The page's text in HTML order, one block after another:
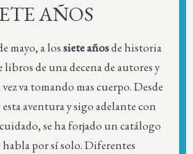
AÑOS
mayo, a lossiete añosde historia
libros de una decena de autores y
va tomando mas cuerpo. Desde
esta aventura y sigo adelante con
se ha forjado un catálogo
habla por sí solo. Diferentes